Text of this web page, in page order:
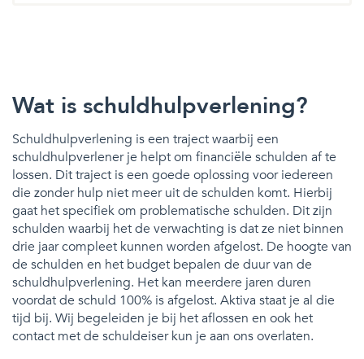
Wat is schuldhulpverlening?
Schuldhulpverlening is een traject waarbij een
schuldhulpverlener je helpt om financiële schulden af te
lossen. Dit traject is een goede oplossing voor iedereen
die zonder hulp niet meer uit de schulden komt. Hierbij
gaat het specifiek om problematische schulden. Dit zijn
schulden waarbij het de verwachting is dat ze niet binnen
drie jaar compleet kunnen worden afgelost. De hoogte van
de schulden en het budget bepalen de duur van de
schuldhulpverlening. Het kan meerdere jaren duren
voordat de schuld 100% is afgelost. Aktiva staat je al die
tijd bij. Wij begeleiden je bij het aflossen en ook het
contact met de schuldeiser kun je aan ons overlaten.